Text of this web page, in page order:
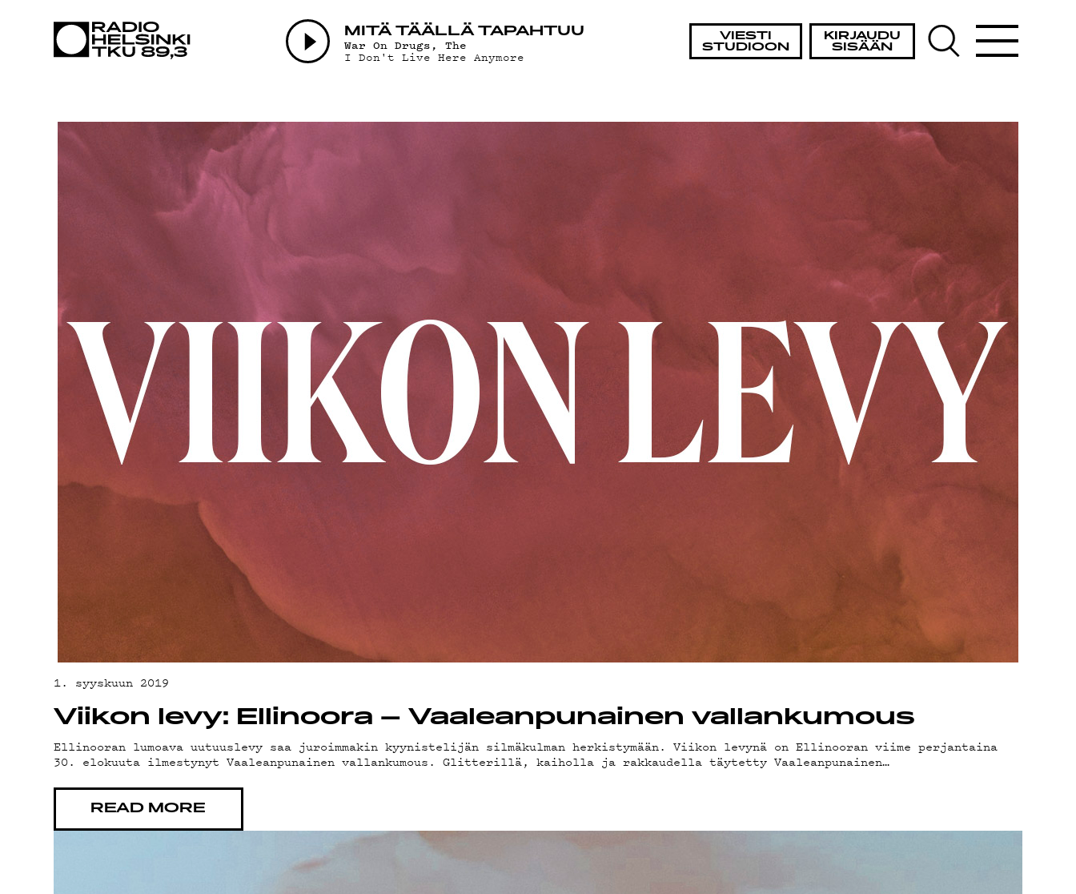
VIESTI
STUDIOON
KIRJAUDU
SISÄÄN
MITÄ TÄÄLLÄ TAPAHTUU
War On Drugs, The
I Don't Live Here Anymore
AJANKOHTAISTA
OHJELMAT
TEKIJÄT
ON-DEMAND
PODCAST
MAINOSTA
YHTEYSTIEDOT
1. syyskuun 2019
Viikon levy: Ellinoora – Vaaleanpunainen vallankumous
Ellinooran lumoava uutuuslevy saa juroimmakin kyynistelijän silmäkulman herkistymään. Viikon levynä on Ellinooran viime perjantaina
30. elokuuta ilmestynyt Vaaleanpunainen vallankumous. Glitterillä, kaiholla ja rakkaudella täytetty Vaaleanpunainen…
READ MORE